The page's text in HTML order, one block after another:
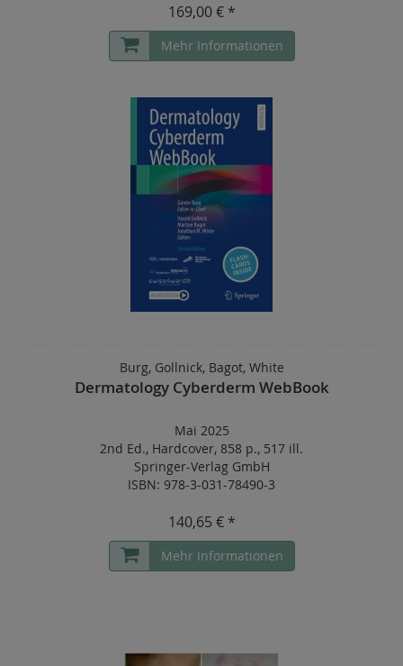
169,00 € *
Mehr Informationen
Burg, Gollnick, Bagot, White
Dermatology Cyberderm WebBook
Mai 2025
2nd Ed., Hardcover, 858 p., 517 ill.
Springer-Verlag GmbH
ISBN: 978-3-031-78490-3
140,65 € *
Mehr Informationen